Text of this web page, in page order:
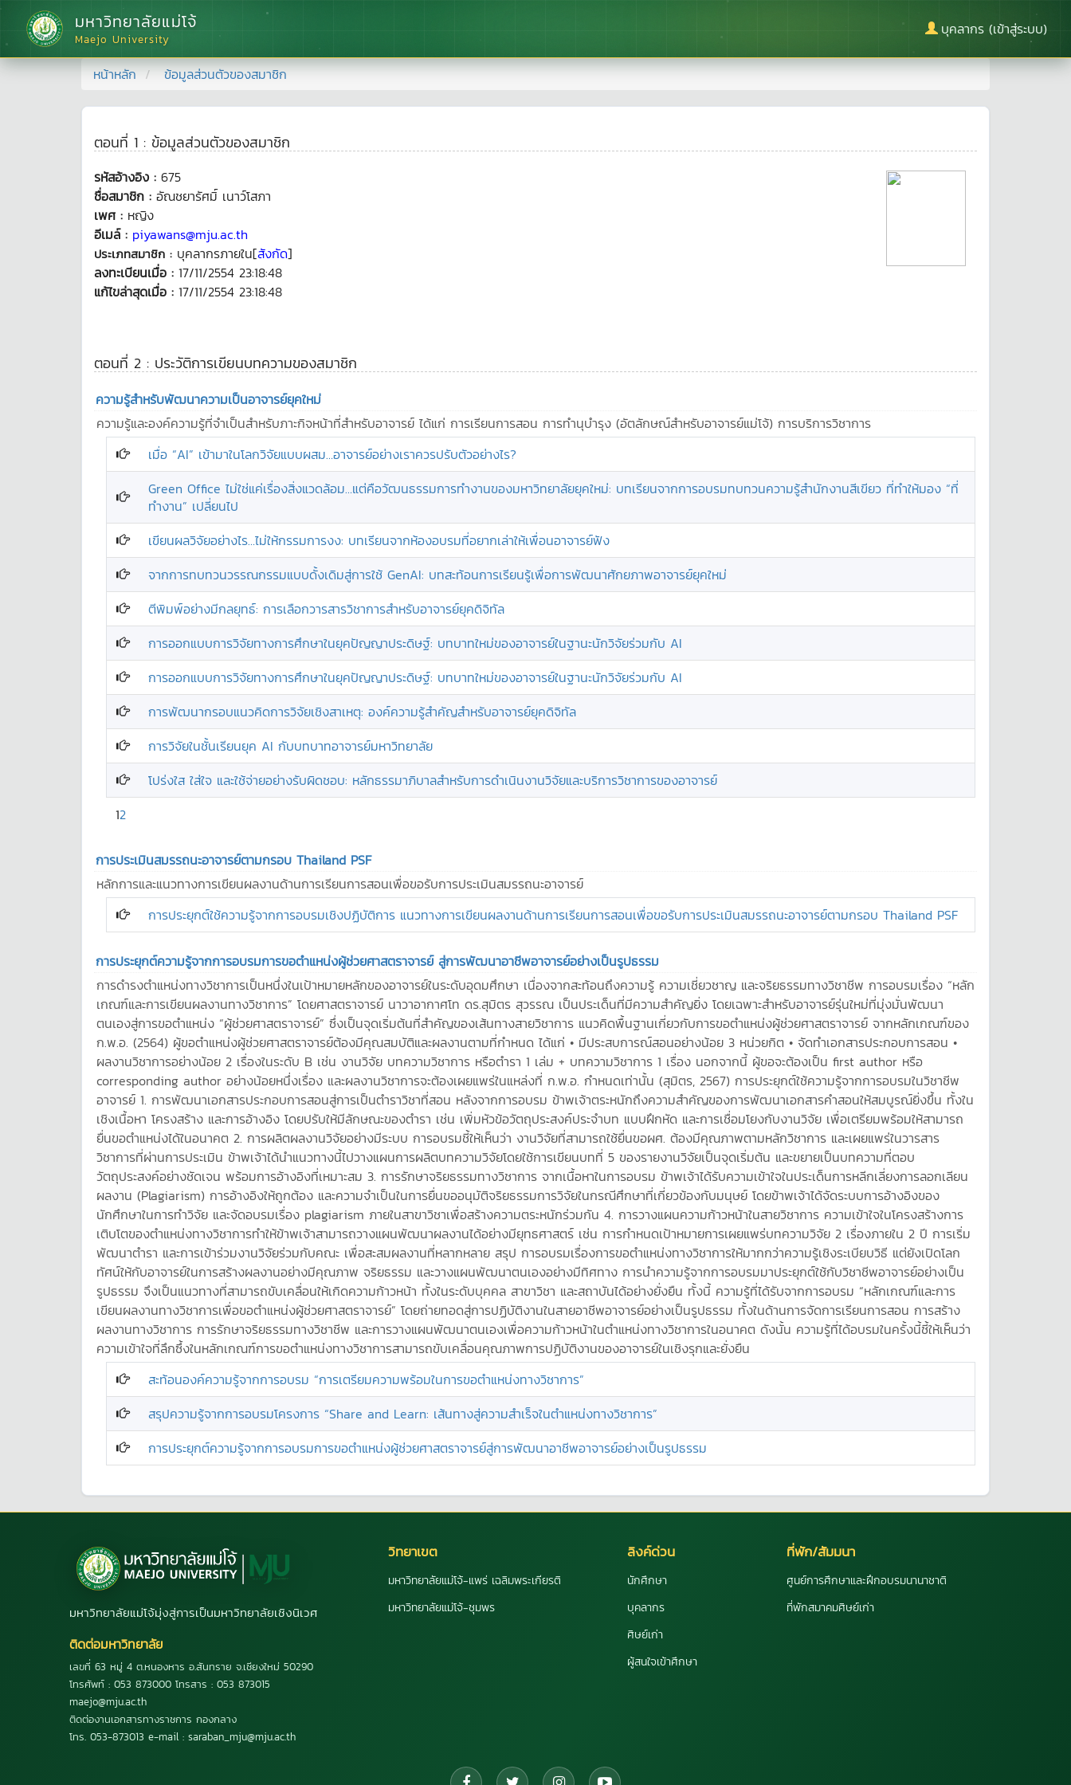
มหาวิทยาลัยแม่โจ้
Maejo University
บุคลากร (เข้าสู่ระบบ)
หน้าหลัก ข้อมูลส่วนตัวของสมาชิก
ตอนที่ 1 : ข้อมูลส่วนตัวของสมาชิก
รหัสอ้างอิง : 675
ชื่อสมาชิก : อัณชยารัศมิ์ เนาว์โสภา
เพศ : หญิง
อีเมล์ : piyawans@mju.ac.th
ประเภทสมาชิก : บุคลากรภายใน[สังกัด]
ลงทะเบียนเมื่อ : 17/11/2554 23:18:48
แก้ไขล่าสุดเมื่อ : 17/11/2554 23:18:48
ตอนที่ 2 : ประวัติการเขียนบทความของสมาชิก
ความรู้สำหรับพัฒนาความเป็นอาจารย์ยุคใหม่
ความรู้และองค์ความรู้ที่จำเป็นสำหรับภาะกิจหน้าที่สำหรับอาจารย์ ได้แก่ การเรียนการสอน การทำนุบำรุง (อัตลักษณ์สำหรับอาจารย์แม่โจ้) การบริการวิชาการ
เมื่อ “AI” เข้ามาในโลกวิจัยแบบผสม…อาจารย์อย่างเราควรปรับตัวอย่างไร?
Green Office ไม่ใช่แค่เรื่องสิ่งแวดล้อม…แต่คือวัฒนธรรมการทำงานของมหาวิทยาลัยยุคใหม่: บทเรียนจากการอบรมทบทวนความรู้สำนักงานสีเขียว ที่ทำให้มอง “ที่
ทำงาน” เปลี่ยนไป
เขียนผลวิจัยอย่างไร…ไม่ให้กรรมการงง: บทเรียนจากห้องอบรมที่อยากเล่าให้เพื่อนอาจารย์ฟัง
จากการทบทวนวรรณกรรมแบบดั้งเดิมสู่การใช้ GenAI: บทสะท้อนการเรียนรู้เพื่อการพัฒนาศักยภาพอาจารย์ยุคใหม่
ตีพิมพ์อย่างมีกลยุทธ์: การเลือกวารสารวิชาการสำหรับอาจารย์ยุคดิจิทัล
การออกแบบการวิจัยทางการศึกษาในยุคปัญญาประดิษฐ์: บทบาทใหม่ของอาจารย์ในฐานะนักวิจัยร่วมกับ AI
การออกแบบการวิจัยทางการศึกษาในยุคปัญญาประดิษฐ์: บทบาทใหม่ของอาจารย์ในฐานะนักวิจัยร่วมกับ AI
การพัฒนากรอบแนวคิดการวิจัยเชิงสาเหตุ: องค์ความรู้สำคัญสำหรับอาจารย์ยุคดิจิทัล
การวิจัยในชั้นเรียนยุค AI กับบทบาทอาจารย์มหาวิทยาลัย
โปร่งใส ใส่ใจ และใช้จ่ายอย่างรับผิดชอบ: หลักธรรมาภิบาลสำหรับการดำเนินงานวิจัยและบริการวิชาการของอาจารย์
12
การประเมินสมรรถนะอาจารย์ตามกรอบ Thailand PSF
หลักการและแนวทางการเขียนผลงานด้านการเรียนการสอนเพื่อขอรับการประเมินสมรรถนะอาจารย์
การประยุกต์ใช้ความรู้จากการอบรมเชิงปฏิบัติการ แนวทางการเขียนผลงานด้านการเรียนการสอนเพื่อขอรับการประเมินสมรรถนะอาจารย์ตามกรอบ Thailand PSF
การประยุกต์ความรู้จากการอบรมการขอตำแหน่งผู้ช่วยศาสตราจารย์ สู่การพัฒนาอาชีพอาจารย์อย่างเป็นรูปธรรม
การดำรงตำแหน่งทางวิชาการเป็นหนึ่งในเป้าหมายหลักของอาจารย์ในระดับอุดมศึกษา เนื่องจากสะท้อนถึงความรู้ ความเชี่ยวชาญ และจริยธรรมทางวิชาชีพ การอบรมเรื่อง “หลัก
เกณฑ์และการเขียนผลงานทางวิชาการ” โดยศาสตราจารย์ นาวาอากาศโท ดร.สุมิตร สุวรรณ เป็นประเด็นที่มีความสำคัญยิ่ง โดยเฉพาะสำหรับอาจารย์รุ่นใหม่ที่มุ่งมั่นพัฒนา
ตนเองสู่การขอตำแหน่ง “ผู้ช่วยศาสตราจารย์” ซึ่งเป็นจุดเริ่มต้นที่สำคัญของเส้นทางสายวิชาการ แนวคิดพื้นฐานเกี่ยวกับการขอตำแหน่งผู้ช่วยศาสตราจารย์ จากหลักเกณฑ์ของ
ก.พ.อ. (2564) ผู้ขอตำแหน่งผู้ช่วยศาสตราจารย์ต้องมีคุณสมบัติและผลงานตามที่กำหนด ได้แก่ • มีประสบการณ์สอนอย่างน้อย 3 หน่วยกิต • จัดทำเอกสารประกอบการสอน •
ผลงานวิชาการอย่างน้อย 2 เรื่องในระดับ B เช่น งานวิจัย บทความวิชาการ หรือตำรา 1 เล่ม + บทความวิชาการ 1 เรื่อง นอกจากนี้ ผู้ขอจะต้องเป็น first author หรือ
corresponding author อย่างน้อยหนึ่งเรื่อง และผลงานวิชาการจะต้องเผยแพร่ในแหล่งที่ ก.พ.อ. กำหนดเท่านั้น (สุมิตร, 2567) การประยุกต์ใช้ความรู้จากการอบรมในวิชาชีพ
อาจารย์ 1. การพัฒนาเอกสารประกอบการสอนสู่การเป็นตำราวิชาที่สอน หลังจากการอบรม ข้าพเจ้าตระหนักถึงความสำคัญของการพัฒนาเอกสารคำสอนให้สมบูรณ์ยิ่งขึ้น ทั้งใน
เชิงเนื้อหา โครงสร้าง และการอ้างอิง โดยปรับให้มีลักษณะของตำรา เช่น เพิ่มหัวข้อวัตถุประสงค์ประจำบท แบบฝึกหัด และการเชื่อมโยงกับงานวิจัย เพื่อเตรียมพร้อมให้สามารถ
ยื่นขอตำแหน่งได้ในอนาคต 2. การผลิตผลงานวิจัยอย่างมีระบบ การอบรมชี้ให้เห็นว่า งานวิจัยที่สามารถใช้ยื่นขอผศ. ต้องมีคุณภาพตามหลักวิชาการ และเผยแพร่ในวารสาร
วิชาการที่ผ่านการประเมิน ข้าพเจ้าได้นำแนวทางนี้ไปวางแผนการผลิตบทความวิจัยโดยใช้การเขียนบทที่ 5 ของรายงานวิจัยเป็นจุดเริ่มต้น และขยายเป็นบทความที่ตอบ
วัตถุประสงค์อย่างชัดเจน พร้อมการอ้างอิงที่เหมาะสม 3. การรักษาจริยธรรมทางวิชาการ จากเนื้อหาในการอบรม ข้าพเจ้าได้รับความเข้าใจในประเด็นการหลีกเลี่ยงการลอกเลียน
ผลงาน (Plagiarism) การอ้างอิงให้ถูกต้อง และความจำเป็นในการยื่นขออนุมัติจริยธรรมการวิจัยในกรณีศึกษาที่เกี่ยวข้องกับมนุษย์ โดยข้าพเจ้าได้จัดระบบการอ้างอิงของ
นักศึกษาในการทำวิจัย และจัดอบรมเรื่อง plagiarism ภายในสาขาวิชาเพื่อสร้างความตระหนักร่วมกัน 4. การวางแผนความก้าวหน้าในสายวิชาการ ความเข้าใจในโครงสร้างการ
เติบโตของตำแหน่งทางวิชาการทำให้ข้าพเจ้าสามารถวางแผนพัฒนาผลงานได้อย่างมียุทธศาสตร์ เช่น การกำหนดเป้าหมายการเผยแพร่บทความวิจัย 2 เรื่องภายใน 2 ปี การเริ่ม
พัฒนาตำรา และการเข้าร่วมงานวิจัยร่วมกับคณะ เพื่อสะสมผลงานที่หลากหลาย สรุป การอบรมเรื่องการขอตำแหน่งทางวิชาการให้มากกว่าความรู้เชิงระเบียบวิธี แต่ยังเปิดโลก
ทัศน์ให้กับอาจารย์ในการสร้างผลงานอย่างมีคุณภาพ จริยธรรม และวางแผนพัฒนาตนเองอย่างมีทิศทาง การนำความรู้จากการอบรมมาประยุกต์ใช้กับวิชาชีพอาจารย์อย่างเป็น
รูปธรรม จึงเป็นแนวทางที่สามารถขับเคลื่อนให้เกิดความก้าวหน้า ทั้งในระดับบุคคล สาขาวิชา และสถาบันได้อย่างยั่งยืน ทั้งนี้ ความรู้ที่ได้รับจากการอบรม “หลักเกณฑ์และการ
เขียนผลงานทางวิชาการเพื่อขอตำแหน่งผู้ช่วยศาสตราจารย์” โดยถ่ายทอดสู่การปฏิบัติงานในสายอาชีพอาจารย์อย่างเป็นรูปธรรม ทั้งในด้านการจัดการเรียนการสอน การสร้าง
ผลงานทางวิชาการ การรักษาจริยธรรมทางวิชาชีพ และการวางแผนพัฒนาตนเองเพื่อความก้าวหน้าในตำแหน่งทางวิชาการในอนาคต ดังนั้น ความรู้ที่ได้อบรมในครั้งนี้ชี้ให้เห็นว่า
ความเข้าใจที่ลึกซึ้งในหลักเกณฑ์การขอตำแหน่งทางวิชาการสามารถขับเคลื่อนคุณภาพการปฏิบัติงานของอาจารย์ในเชิงรุกและยั่งยืน
สะท้อนองค์ความรู้จากการอบรม “การเตรียมความพร้อมในการขอตำแหน่งทางวิชาการ”
สรุปความรู้จากการอบรมโครงการ “Share and Learn: เส้นทางสู่ความสำเร็จในตำแหน่งทางวิชาการ”
การประยุกต์ความรู้จากการอบรมการขอตำแหน่งผู้ช่วยศาสตราจารย์สู่การพัฒนาอาชีพอาจารย์อย่างเป็นรูปธรรม
มหาวิทยาลัยแม่โจ้มุ่งสู่การเป็นมหาวิทยาลัยเชิงนิเวศ
ติดต่อมหาวิทยาลัย
เลขที่ 63 หมู่ 4 ต.หนองหาร อ.สันทราย จ.เชียงใหม่ 50290
โทรศัพท์ : 053 873000 โทรสาร : 053 873015
maejo@mju.ac.th
ติดต่องานเอกสารทางราชการ กองกลาง
โทร. 053-873013 e-mail : saraban_mju@mju.ac.th
วิทยาเขต
มหาวิทยาลัยแม่โจ้-แพร่ เฉลิมพระเกียรติ
มหาวิทยาลัยแม่โจ้-ชุมพร
ลิงค์ด่วน
นักศึกษา
บุคลากร
ศิษย์เก่า
ผู้สนใจเข้าศึกษา
ที่พัก/สัมมนา
ศูนย์การศึกษาและฝึกอบรมนานาชาติ
ที่พักสมาคมศิษย์เก่า